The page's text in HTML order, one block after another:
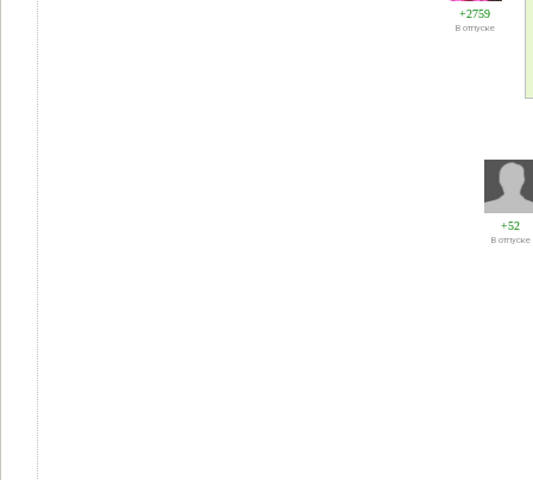
+2759
В отпуске
+52
В отпуске